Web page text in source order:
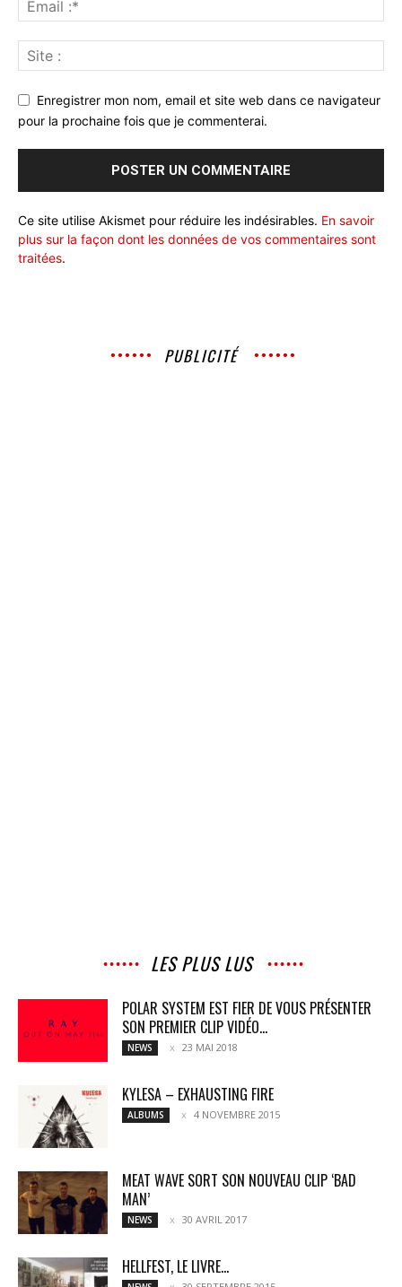
Enregistrer mon nom, email et site web dans ce navigateur
pour la prochaine fois que je commenterai.
Ce site utilise Akismet pour réduire les indésirables. En savoir
plus sur la façon dont les données de vos commentaires sont
traitées.
PUBLICITÉ
LES PLUS LUS
POLAR SYSTEM EST FIER DE VOUS PRÉSENTER
SON PREMIER CLIP VIDÉO...
NEWS 23 MAI 2018
KYLESA – EXHAUSTING FIRE
ALBUMS 4 NOVEMBRE 2015
MEAT WAVE SORT SON NOUVEAU CLIP ‘BAD
MAN’
NEWS 30 AVRIL 2017
HELLFEST, LE LIVRE…